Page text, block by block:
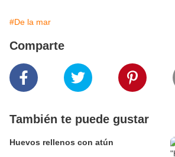
#De la mar
Comparte
También te puede gustar
Huevos rellenos con atún